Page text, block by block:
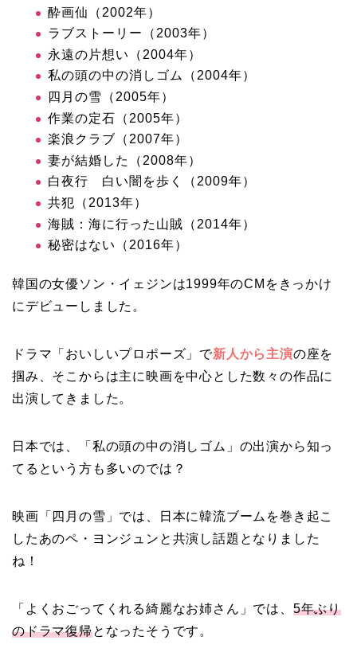
酔画仙（2002年）
ラブストーリー（2003年）
永遠の片想い（2004年）
私の頭の中の消しゴム（2004年）
四月の雪（2005年）
作業の定石（2005年）
楽浪クラブ（2007年）
妻が結婚した（2008年）
白夜行 白い闇を歩く（2009年）
共犯（2013年）
海賊：海に行った山賊（2014年）
秘密はない（2016年）
韓国の女優ソン・イェジンは1999年のCMをきっかけ
にデビューしました。
ドラマ「おいしいプロポーズ」で新人から主演の座を
掴み、そこからは主に映画を中心とした数々の作品に
出演してきました。
日本では、「私の頭の中の消しゴム」の出演から知っ
てるという方も多いのでは？
映画「四月の雪」では、日本に韓流ブームを巻き起こ
したあのペ・ヨンジュンと共演し話題となりました
ね！
「よくおごってくれる綺麗なお姉さん」では、 5年ぶり
のドラマ復帰となったそうです。